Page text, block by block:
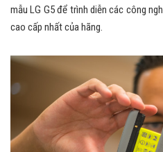
mẫu LG G5 để trình diễn các công
cao cấp nhất của hãng.